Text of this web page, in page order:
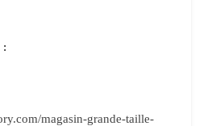
magasin-grande-taille-